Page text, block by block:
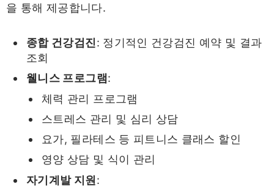
을 통해 제공합니다.
종합 건강검진: 정기적인 건강검진 예약 및 결과
조회
웰니스 프로그램:
체력 관리 프로그램
스트레스 관리 및 심리 상담
요가, 필라테스 등 피트니스 클래스 할인
영양 상담 및 식이 관리
자기계발 지원 :